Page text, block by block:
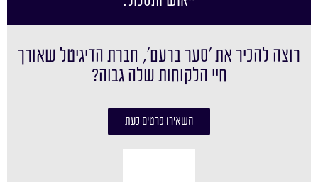
רוצה להכיר את ׳סער ברעם׳, חברת הדיגיטל שאורך
חיי הלקוחות שלה גבוה?
השאירו פרטים כעת